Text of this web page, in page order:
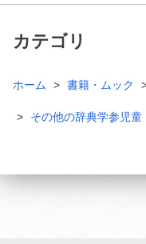
カテゴリ
ホーム 書籍・ムック
その他の辞典学参児童